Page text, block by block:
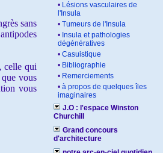
sans
celle qui
vous
vous
• Lésions vasculaires de
l'Insula
• Tumeurs de l'Insula
• Insula et pathologies
dégénératives
• Casuistique
• Bibliographie
• Remerciements
• à propos de quelques îles
imaginaires
J.O : l'espace Winston
Churchill
Grand concours
d'architecture